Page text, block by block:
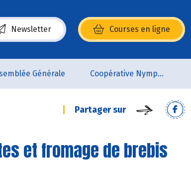
Newsletter Courses en ligne
dans une nouvelle fenêtre)
Générale Coopérative Nymphéa
Partager sur
et fromage de brebis